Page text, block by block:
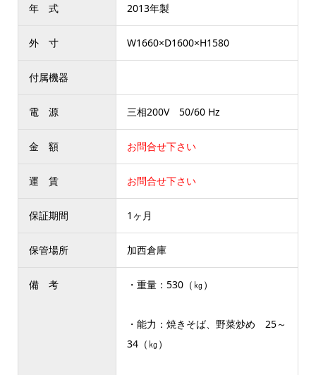
年 式 2013年製
外 寸 W1660×D1600×H1580
付属機器
電 源 三相200V 50/60 Hz
金 額 お問合せ下さい
運 賃 お問合せ下さい
保証期間 1ヶ月
保管場所 加西倉庫
備 考 ・重量：530（㎏）
・能力：焼きそば、野菜炒め 25～
34（㎏）